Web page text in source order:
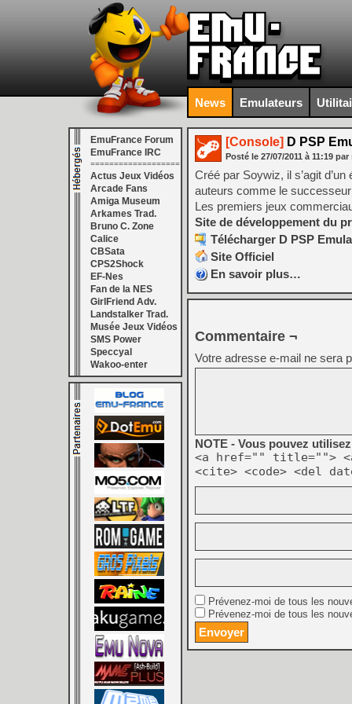
News Emulateurs
EmuFrance Forum
EmuFrance IRC
===================
Actus Jeux Vidéos
Arcade Fans
Amiga Museum
Arkames Trad.
Bruno C. Zone
Calice
CBSata
CPS2Shock
EF-Nes
Fan de la NES
GirlFriend Adv.
Landstalker Trad.
Musée Jeux Vidéos
SMS Power
Speccyal
Wakoo-enter
[Console] D PSP
Posté le 27/07/2011 à 11:19 par
Créé par Soywiz, il s’agit
auteurs comme le
Les premiers jeux
Site de développement du
Télécharger D PSP
Site Officiel
En savoir plus…
Commentaire ¬
Votre adresse e-mail ne sera
NOTE - Vous pouvez
<a href="" title="">
<cite> <code> <del
Prévenez-moi de tous les
Prévenez-moi de tous les